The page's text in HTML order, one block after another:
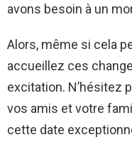
avons besoin à un
Alors, même si cela
accueillez ces
excitation. N’hésitez
vos amis et votre
cette date